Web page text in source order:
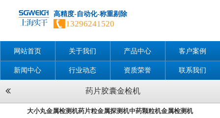
高精度-自动化-称重剔除
13296241520
网站首页 关于我们 产品中心 客户案例
新闻中心 行业动态 资质荣誉 联系我们
药片胶囊金检机
大小丸金属检测机药片粒金属探测机中药颗粒机金属检测机